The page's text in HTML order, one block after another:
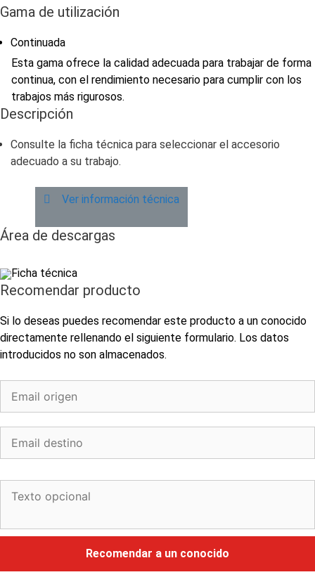
Gama de utilización
Continuada
Esta gama ofrece la calidad adecuada para trabajar de forma
continua, con el rendimiento necesario para cumplir con los
trabajos más rigurosos.
Descripción
Consulte la ficha técnica para seleccionar el accesorio
adecuado a su trabajo.
Ver información técnica
Área de descargas
Ficha técnica
Recomendar producto
Si lo deseas puedes recomendar este producto a un conocido
directamente rellenando el siguiente formulario. Los datos
introducidos no son almacenados.
Recomendar a un conocido